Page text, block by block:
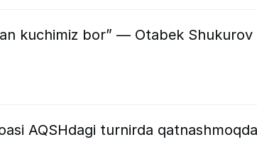
kuchimiz bor” — Otabek Shukurov
AQSHdagi turnirda